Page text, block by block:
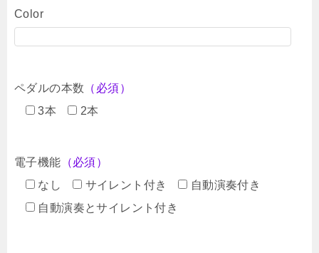
Color
ペダルの本数 （必須）
3本
2本
電子機能 （必須）
なし
サイレント付き
自動演奏付き
自動演奏とサイレント付き